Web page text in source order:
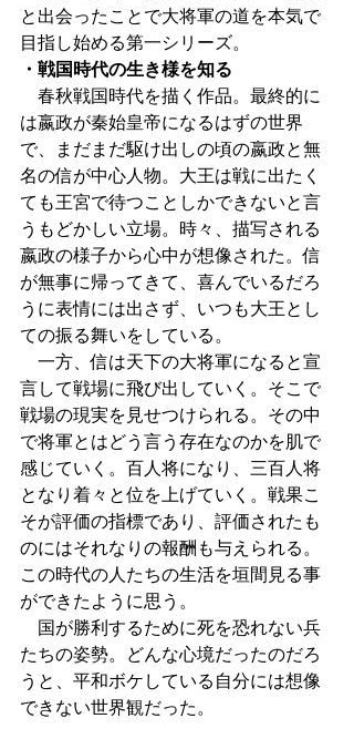
と出会ったことで大将軍の道を本気で
目指し始める第一シリーズ。
・戦国時代の生き様を知る
春秋戦国時代を描く作品。最終的に
は嬴政が秦始皇帝になるはずの世界
で、まだまだ駆け出しの頃の嬴政と無
名の信が中心人物。大王は戦に出たく
ても王宮で待つことしかできないと言
うもどかしい立場。時々、描写される
嬴政の様子から心中が想像された。信
が無事に帰ってきて、喜んでいるだろ
うに表情には出さず、いつも大王とし
ての振る舞いをしている。
一方、信は天下の大将軍になると宣
言して戦場に飛び出していく。そこで
戦場の現実を見せつけられる。その中
で将軍とはどう言う存在なのかを肌で
感じていく。百人将になり、三百人将
となり着々と位を上げていく。戦果こ
そが評価の指標であり、評価されたも
のにはそれなりの報酬も与えられる。
この時代の人たちの生活を垣間見る事
ができたように思う。
国が勝利するために死を恐れない兵
たちの姿勢。どんな心境だったのだろ
うと、平和ボケしている自分には想像
できない世界観だった。